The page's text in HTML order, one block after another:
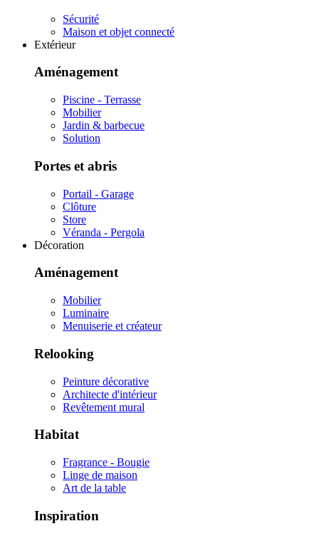
Sécurité
Maison et objet connecté
Extérieur
Aménagement
Piscine - Terrasse
Mobilier
Jardin & barbecue
Solution
Portes et abris
Portail - Garage
Clôture
Store
Véranda - Pergola
Décoration
Aménagement
Mobilier
Luminaire
Menuiserie et créateur
Relooking
Peinture décorative
Architecte d'intérieur
Revêtement mural
Habitat
Fragrance - Bougie
Linge de maison
Art de la table
Inspiration